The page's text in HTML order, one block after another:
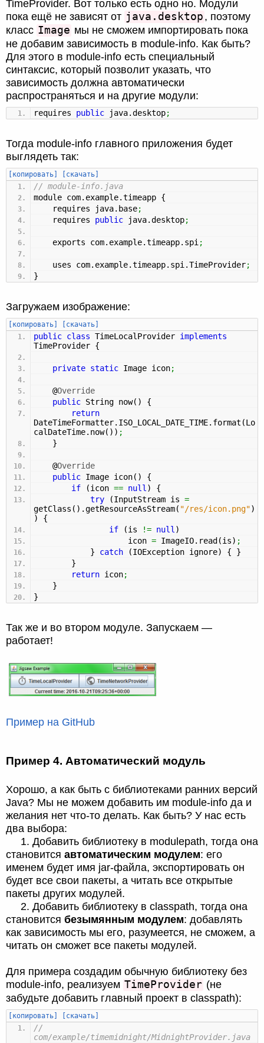
TimeProvider. Вот только есть одно но. Модули
пока ещё не зависят от java.desktop , поэтому
класс Image мы не сможем импортировать пока
не добавим зависимость в module-info. Как быть?
Для этого в module-info есть специальный
синтаксис, который позволит указать, что
зависимость должна автоматически
распространяться и на другие модули:
requires public java.desktop;
Тогда module-info главного приложения будет
выглядеть так:
[копировать] [скачать]
// module-info.java
module com. example.timeapp {
requires java. base;
requires public java.desktop;
exports com. example.timeapp. spi ;
uses com. example.timeapp. spi .TimeProvider;
}
Загружаем изображение:
[копировать] [скачать]
public class TimeLocalProvider implements
TimeProvider {
private static Image icon;
@Override
public String now( )
{
return
DateTimeFormatter. ISO_LOCAL_DATE_TIME. format (Lo
calDateTime. now( ) ) ;
}
@Override
public Image icon( )
{
if
(icon == null )
{
try
(InputStream is =
getClass ( ) .getResourceAsStream( "/res/icon.png")
)
{
if
(is != null )
icon = ImageIO. read (is) ;
}
catch (IOException ignore) {
}
}
return icon;
}
}
Так же и во втором модуле. Запускаем —
работает!
Пример на GitHub
Пример 4. Автоматический модуль
Хорошо, а как быть с библиотеками ранних версий
Java? Мы не можем добавить им module-info да и
желания нет что-то делать. Как быть? У нас есть
два выбора:
1. Добавить библиотеку в modulepath, тогда она
становится автоматическим модулем: его
именем будет имя jar-файла, экспортировать он
будет все свои пакеты, а читать все открытые
пакеты других модулей.
2. Добавить библиотеку в classpath, тогда она
становится безымянным модулем: добавлять
как зависимость мы его, разумеется, не сможем, а
читать он сможет все пакеты модулей.
Для примера создадим обычную библиотеку без
module-info, реализуем TimeProvider (не
забудьте добавить главный проект в classpath):
[копировать] [скачать]
//
com/example/timemidnight/MidnightProvider.java